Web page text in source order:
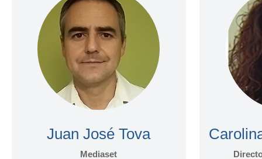
Lluis Esteban Grifoll
Juan José Tova
Mediaset